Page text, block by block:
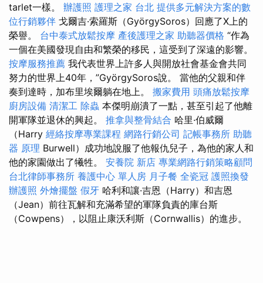
tarlet一樣。 辦護照 護理之家 台北 提供多元解決方案的數
位行銷夥伴 戈爾吉·索羅斯（GyörgySoros）回應了X上的
榮譽。 台中泰式放鬆按摩 產後護理之家 助聽器價格 “作為
一個在美國發現自由和繁榮的移民，這受到了深遠的影響。
按摩服務推薦 我代表世界上許多人與開放社會基金會共同
努力的世界上40年，”GyörgySoros說。 當他的父親和伴
奏到達時，加布里埃爾躺在地上。 搬家費用 頭痛放鬆按摩
廚房設備 清潔工 除蟲 本傑明崩潰了一點，甚至引起了他離
開軍隊並退休的興起。 推拿與整骨結合 哈里·伯威爾
（Harry 經絡按摩專業課程 網路行銷公司 記帳事務所 助聽
器 原理 Burwell）成功地說服了他報仇兒子，為他的家人和
他的家園做出了犧牲。 安養院 新店 專業網路行銷策略顧問
台北律師事務所 養護中心 單人房 月子餐 全瓷冠 護照換發
辦護照 外燴擺盤 假牙 哈利和讓·吉恩（Harry）和吉恩
（Jean）前往瓦解和充滿希望的軍隊負責的庫台斯
（Cowpens），以阻止康沃利斯（Cornwallis）的進步。